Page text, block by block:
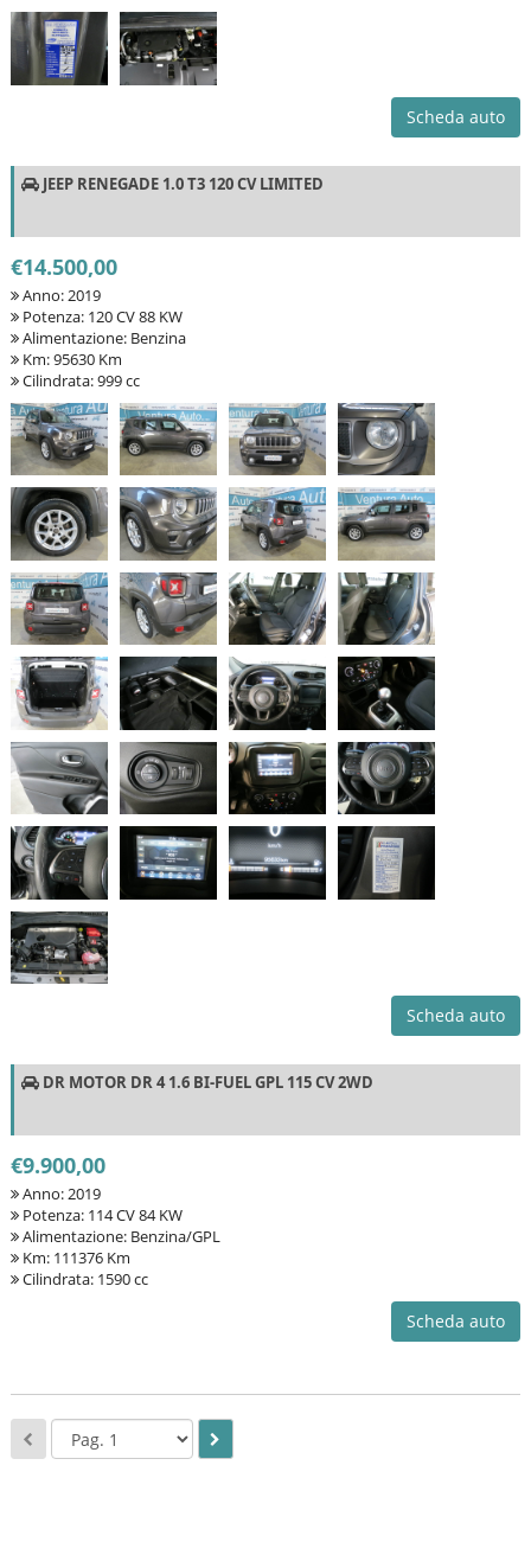
Scheda auto
JEEP RENEGADE 1.0 T3 120 CV LIMITED
€14.500,00
Anno: 2019
Potenza: 120 CV 88 KW
Alimentazione: Benzina
Km: 95630 Km
Cilindrata: 999 cc
Scheda auto
DR MOTOR DR 4 1.6 BI-FUEL GPL 115 CV 2WD
€9.900,00
Anno: 2019
Potenza: 114 CV 84 KW
Alimentazione: Benzina/GPL
Km: 111376 Km
Cilindrata: 1590 cc
Scheda auto